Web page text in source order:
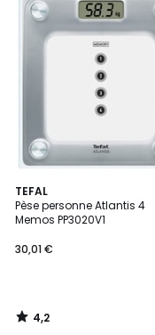
TEFAL
Pèse personne Atlantis 4
Memos PP3020V1
30,01 €
4,2
/ 5
4,2
/